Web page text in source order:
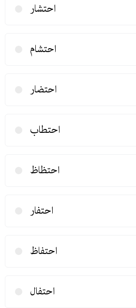
احتشار
احتشام
احتضار
احتطاب
احتظاظ
احتفار
احتفاظ
احتفال